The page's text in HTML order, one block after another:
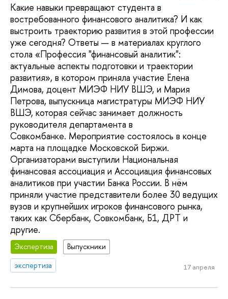
Какие навыки превращают студента в
востребованного финансового аналитика? И как
выстроить траекторию развития в этой профессии
уже сегодня? Ответы — в материалах круглого
стола «Профессия "финансовый аналитик":
актуальные аспекты подготовки и траектории
развития», в котором приняла участие Елена
Димова, доцент МИЭФ НИУ ВШЭ, и Мария
Петрова, выпускница магистратуры МИЭФ НИУ
ВШЭ, которая сейчас занимает должность
руководителя департамента в
Совкомбанке. Мероприятие состоялось в конце
марта на площадке Московской Биржи.
Организаторами выступили Национальная
финансовая ассоциация и Ассоциация финансовых
аналитиков при участии Банка России. В нём
приняли участие представители более 30 ведущих
вузов и крупнейших игроков финансового рынка,
таких как Сбербанк, Совкомбанк, Б1, ДРТ и
другие.
Экспертиза
Выпускники
экспертиза
17 апреля